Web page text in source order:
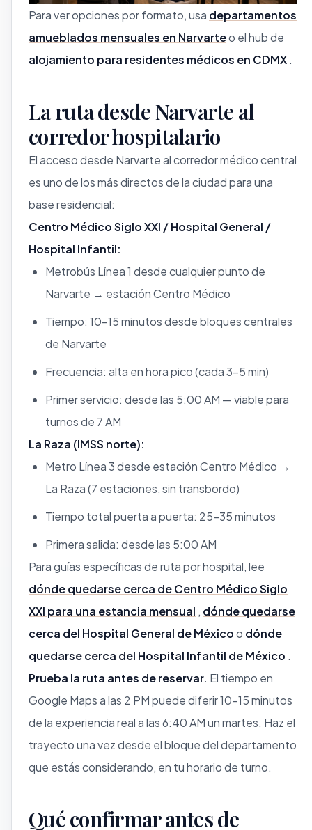
Para ver opciones por formato, usa departamentos
amueblados mensuales en Narvarteo el hub de
alojamiento para residentes médicos en CDMX.
La ruta desde Narvarte al
corredor hospitalario
El acceso desde Narvarte al corredor médico central
es uno de los más directos de la ciudad para una
base residencial:
Centro Médico Siglo XXI / Hospital General /
Hospital Infantil:
Metrobús Línea 1 desde cualquier punto de
Narvarte → estación Centro Médico
Tiempo: 10–15 minutos desde bloques centrales
de Narvarte
Frecuencia: alta en hora pico (cada 3–5 min)
Primer servicio: desde las 5:00 AM — viable para
turnos de 7 AM
La Raza (IMSS norte):
Metro Línea 3 desde estación Centro Médico →
La Raza (7 estaciones, sin transbordo)
Tiempo total puerta a puerta: 25–35 minutos
Primera salida: desde las 5:00 AM
Para guías específicas de ruta por hospital, lee
dónde quedarse cerca de Centro Médico Siglo
XXI para una estancia mensual , dónde quedarse
cerca del Hospital General de Méxicoo dónde
quedarse cerca del Hospital Infantil de México .
Prueba la ruta antes de reservar. El tiempo en
Google Maps a las 2 PM puede diferir 10–15 minutos
de la experiencia real a las 6:40 AM un martes. Haz el
trayecto una vez desde el bloque del departamento
que estás considerando, en tu horario de turno.
Qué confirmar antes de